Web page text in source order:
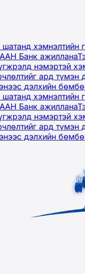
шатанд
Банк ажиллана
нэмэртэй
ард түмэн
дэлхийн
шатанд
Банк ажиллана
нэмэртэй
ард түмэн
дэлхийн